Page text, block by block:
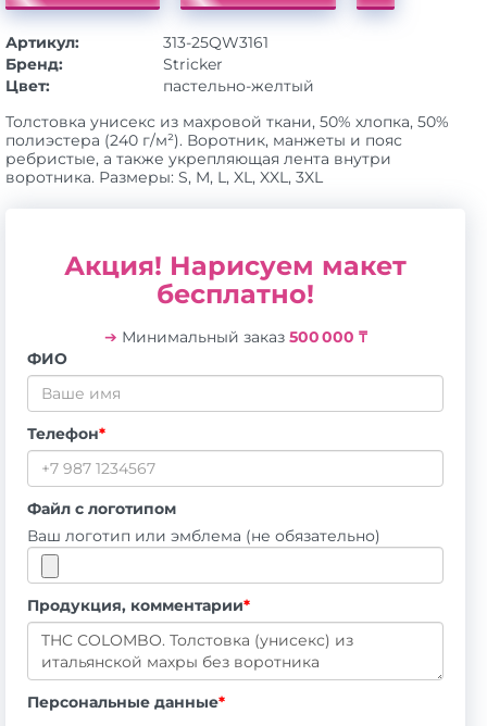
Артикул:
313-25QW3161
Бренд:
Stricker
Цвет:
пастельно-желтый
Толстовка унисекс из махровой ткани, 50% хлопка, 50%
полиэстера (240 г/м²). Воротник, манжеты и пояс
ребристые, а также укрепляющая лента внутри
воротника. Размеры: S, M, L, XL, XXL, 3XL
Акция! Нарисуем макет
бесплатно!
➔ Минимальный заказ 500 000 ₸
ФИО
Телефон*
Файл с логотипом
Ваш логотип или эмблема (не обязательно)
Продукция, комментарии*
Персональные данные*